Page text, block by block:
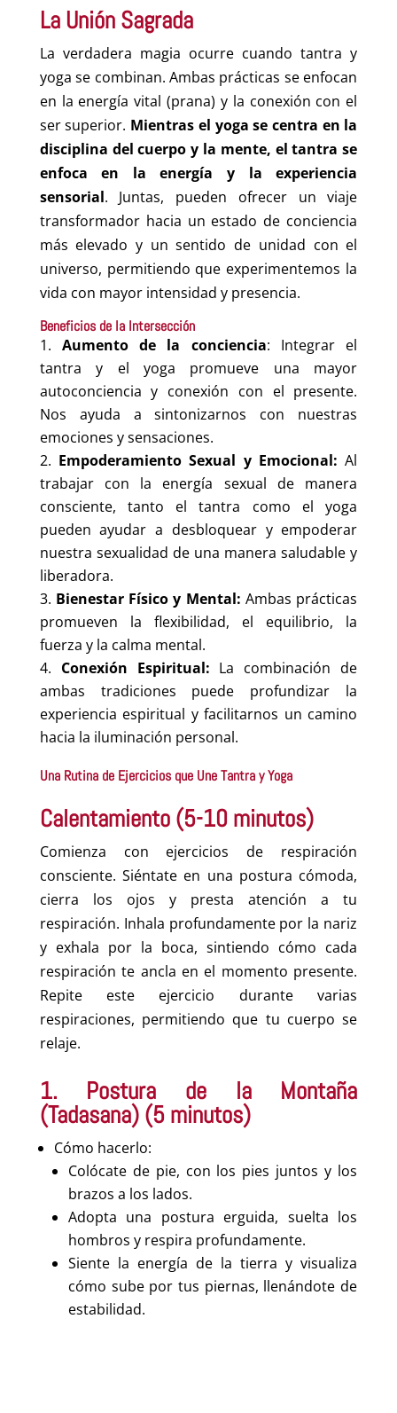
La Unión Sagrada
La verdadera magia ocurre cuando tantra y
yoga se combinan. Ambas prácticas se enfocan
en la energía vital (prana) y la conexión con el
ser superior. Mientras el yoga se centra en la
disciplina del cuerpo y la mente, el tantra se
enfoca en la energía y la experiencia
sensorial. Juntas, pueden ofrecer un viaje
transformador hacia un estado de conciencia
más elevado y un sentido de unidad con el
universo, permitiendo que experimentemos la
vida con mayor intensidad y presencia.
Beneficios de la Intersección
Aumento de la conciencia: Integrar el
tantra y el yoga promueve una mayor
autoconciencia y conexión con el presente.
Nos ayuda a sintonizarnos con nuestras
emociones y sensaciones.
Empoderamiento Sexual y Emocional:Al
trabajar con la energía sexual de manera
consciente, tanto el tantra como el yoga
pueden ayudar a desbloquear y empoderar
nuestra sexualidad de una manera saludable y
liberadora.
Bienestar Físico y Mental: Ambas prácticas
promueven la flexibilidad, el equilibrio, la
fuerza y la calma mental.
Conexión Espiritual: La combinación de
ambas tradiciones puede profundizar la
experiencia espiritual y facilitarnos un camino
hacia la iluminación personal.
Una Rutina de Ejercicios que Une Tantra y Yoga
Calentamiento (5-10 minutos)
Comienza con ejercicios de respiración
consciente. Siéntate en una postura cómoda,
cierra los ojos y presta atención a tu
respiración. Inhala profundamente por la nariz
y exhala por la boca, sintiendo cómo cada
respiración te ancla en el momento presente.
Repite este ejercicio durante varias
respiraciones, permitiendo que tu cuerpo se
relaje.
1. Postura de la Montaña
(Tadasana) (5 minutos)
Cómo hacerlo:
Colócate de pie, con los pies juntos y los
brazos a los lados.
Adopta una postura erguida, suelta los
hombros y respira profundamente.
Siente la energía de la tierra y visualiza
cómo sube por tus piernas, llenándote de
estabilidad.